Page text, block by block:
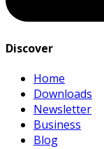
Discover
Home
Downloads
Newsletter
Business
Blog